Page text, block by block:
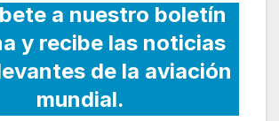
a nuestro boletín
y recibe las noticias
de la aviación
mundial.